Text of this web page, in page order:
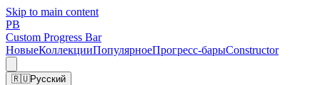
Skip to main content
PB
Custom Progress Bar
НовыеКоллекцииПопулярноеПрогресс-барыConstructor
🇷🇺Русский